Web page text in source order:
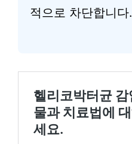
적으로 차단합니다.